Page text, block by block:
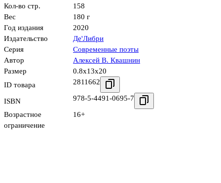
Кол-во стр.
158
Вес
180 г
Год издания
2020
Издательство
Де'Либри
Серия
Современные поэты
Автор
Алексей В. Квашнин
Размер
0.8x13x20
ID товара
2811662
ISBN 978-5-4491-0695-7
Возрастное
ограничение
16+